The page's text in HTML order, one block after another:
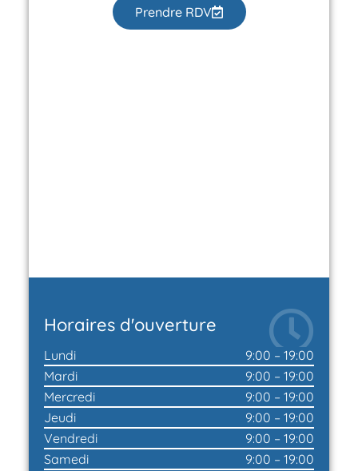
Prendre RDV
Horaires d'ouverture
Lundi
9:00 – 19:00
Mardi
9:00 – 19:00
Mercredi
9:00 – 19:00
Jeudi
9:00 – 19:00
Vendredi
9:00 – 19:00
Samedi
9:00 – 19:00